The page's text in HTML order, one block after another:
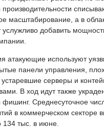
масштабирование, а в
услужливо добавить
атакующие используют
панели управления,
серверы и
В ход идут также
Среднесуточное
в коммерческом секторе
тыс. в июне.